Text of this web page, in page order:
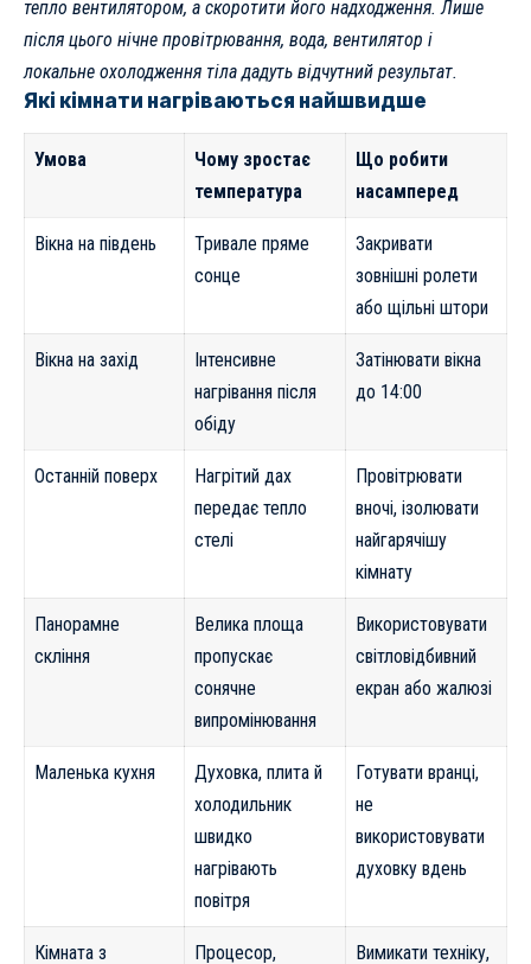
тепло вентилятором, а скоротити його надходження. Лише
після цього нічне провітрювання, вода, вентилятор і
локальне охолодження тіла дадуть відчутний результат.
Які кімнати нагріваються найшвидше
Умова
Чому зростає
температура
Що робити
насамперед
Вікна на південь
Тривале пряме
сонце
Закривати
зовнішні ролети
або щільні штори
Вікна на захід
Інтенсивне
нагрівання після
обіду
Затінювати вікна
до 14:00
Останній поверх
Нагрітий дах
передає тепло
стелі
Провітрювати
вночі, ізолювати
найгарячішу
кімнату
Панорамне
скління
Велика площа
пропускає
сонячне
випромінювання
Використовувати
світловідбивний
екран або жалюзі
Маленька кухня
Духовка, плита й
холодильник
швидко
нагрівають
повітря
Готувати вранці,
не
використовувати
духовку вдень
Кімната з Процесор, Вимикати техніку,